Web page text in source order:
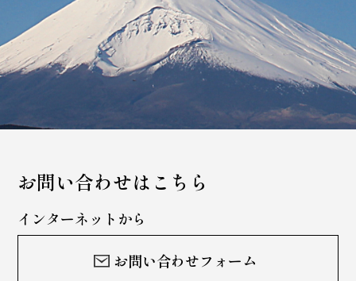
お問い合わせはこちら
インターネットから
お問い合わせフォーム